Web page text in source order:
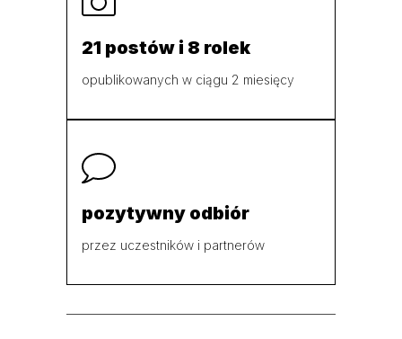
21 postów i 8 rolek
opublikowanych w ciągu 2 miesięcy
pozytywny odbiór
przez uczestników i partnerów